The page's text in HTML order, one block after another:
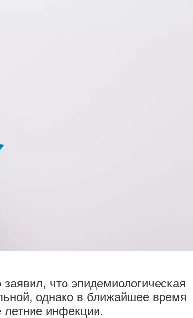
что эпидемиологическая
однако в ближайшее время
летние инфекции.